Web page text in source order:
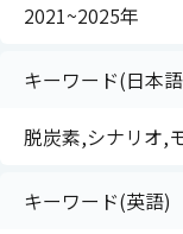
2021~2025年
キーワード(日本
脱炭素,シナリオ,
キーワード(英語)